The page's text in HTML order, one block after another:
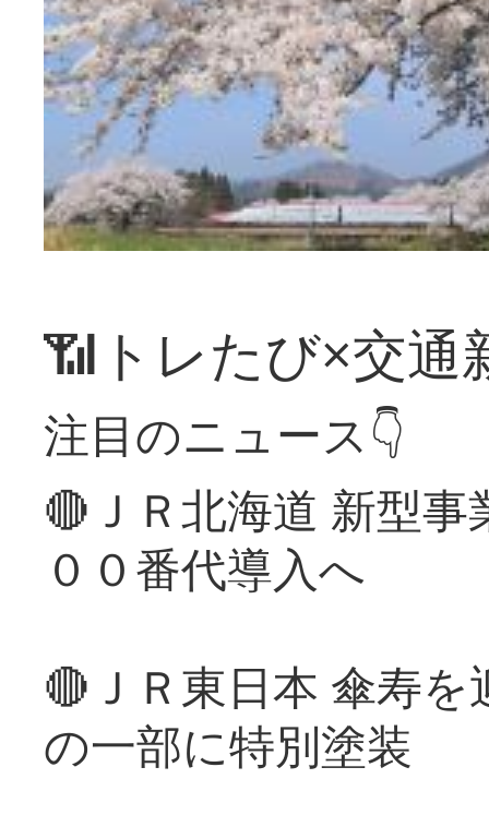
📶トレたび×交通
注目のニュース👇
🔴ＪＲ北海道 新型
００番代導入へ
🔴ＪＲ東日本 傘寿
の一部に特別塗装